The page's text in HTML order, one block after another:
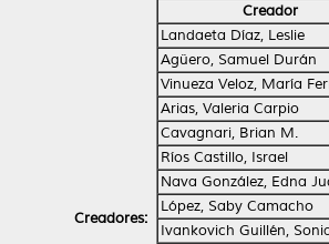
Creadores:
Creador
Landaeta Díaz, Leslie
Agüero, Samuel Durán
Vinueza Veloz, María
Arias, Valeria Carpio
Cavagnari, Brian M.
Ríos Castillo, Israel
Nava González, Edna
López, Saby Camacho
Ivankovich Guillén,